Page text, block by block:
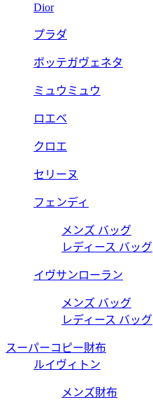
Dior
プラダ
ボッテガヴェネタ
ミュウミュウ
ロエベ
クロエ
セリーヌ
フェンディ
メンズ バッグ
レディース バッグ
イヴサンローラン
メンズ バッグ
レディース バッグ
スーパーコピー財布
ルイヴィトン
メンズ財布